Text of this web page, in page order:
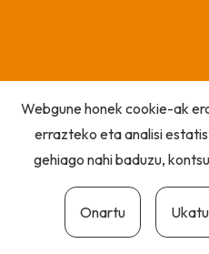
Webgune honek cookie-ak
errazteko eta analisi
gehiago nahi baduzu,
Onartu Ukatu